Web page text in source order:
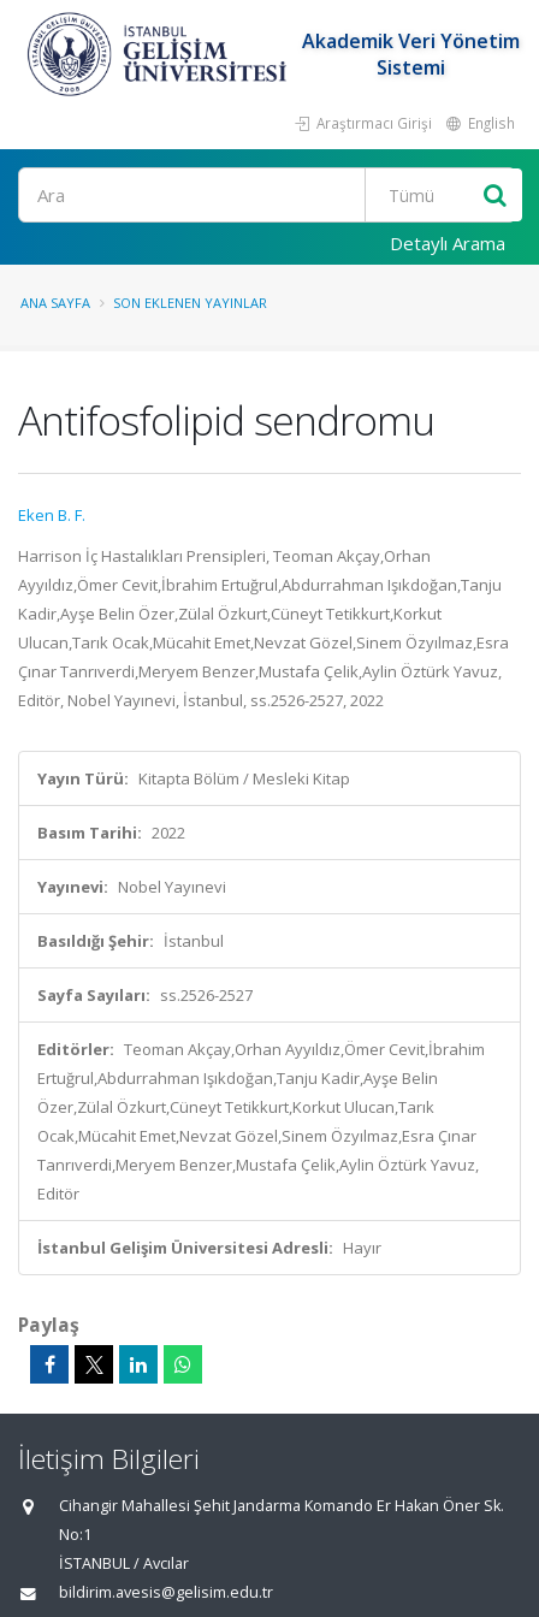
Akademik Veri Yönetim
Sistemi
Araştırmacı Girişi English
Ara
Detaylı Arama
ANA SAYFA SON EKLENEN YAYINLAR
Antifosfolipid sendromu
Eken B. F.
Harrison İç Hastalıkları Prensipleri, Teoman Akçay,Orhan
Ayyıldız,Ömer Cevit,İbrahim Ertuğrul,Abdurrahman Işıkdoğan,Tanju
Kadir,Ayşe Belin Özer,Zülal Özkurt,Cüneyt Tetikkurt,Korkut
Ulucan,Tarık Ocak,Mücahit Emet,Nevzat Gözel,Sinem Özyılmaz,Esra
Çınar Tanrıverdi,Meryem Benzer,Mustafa Çelik,Aylin Öztürk Yavuz,
Editör, Nobel Yayınevi, İstanbul, ss.2526-2527, 2022
Yayın Türü: Kitapta Bölüm / Mesleki Kitap
Basım Tarihi: 2022
Yayınevi: Nobel Yayınevi
Basıldığı Şehir: İstanbul
Sayfa Sayıları: ss.2526-2527
Editörler: Teoman Akçay,Orhan Ayyıldız,Ömer Cevit,İbrahim
Ertuğrul,Abdurrahman Işıkdoğan,Tanju Kadir,Ayşe Belin
Özer,Zülal Özkurt,Cüneyt Tetikkurt,Korkut Ulucan,Tarık
Ocak,Mücahit Emet,Nevzat Gözel,Sinem Özyılmaz,Esra Çınar
Tanrıverdi,Meryem Benzer,Mustafa Çelik,Aylin Öztürk Yavuz,
Editör
İstanbul Gelişim Üniversitesi Adresli: Hayır
Paylaş
İletişim Bilgileri
Cihangir Mahallesi Şehit Jandarma Komando Er Hakan Öner Sk.
No:1
İSTANBUL / Avcılar
bildirim.avesis@gelisim.edu.tr